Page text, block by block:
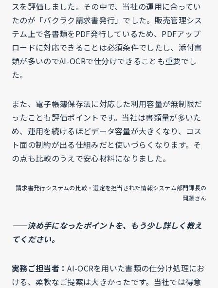
スを評価しました。その中で、当社の運用に合ってい
たのが「バクラク請求書発行」でした。販売管理シス
テム上で各書類をPDF発行しているため、PDFアップ
ロードに対応できることは必須条件でしたし、添付書
類が多いのでAI-OCRで仕分けできることも重要でし
た。
また、電子帳簿保存法に対応した利用容量が無制限だ
ったことも評価ポイントです。当社は書類量が多いた
め、運用を続けるほどデータ容量が大きくなり、コス
ト面の制約が出る仕組みだと使いづらくなります。そ
の点も比較のうえで安心材料になりました。
請求書発行システムの比較・選定を担当された情報システム部門課長の
岡藤さん
——決め手になったポイントを、もう少し詳しく教え
てください。
実務ご担当者：AI-OCRを用いた書類の仕分け処理にお
ける、柔軟なご提案は大きかったです。当社では得意